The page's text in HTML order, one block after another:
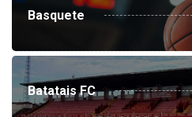
Basquete
Batatais FC